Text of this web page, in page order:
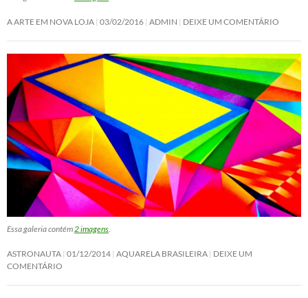
A ARTE EM NOVA LOJA 03/02/2016 ADMIN DEIXE UM COMENTÁRIO
Essa galeria contém 2 imagens
ASTRONAUTA 01/12/2014 AQUARELA BRASILEIRA DEIXE UM
COMENTÁRIO